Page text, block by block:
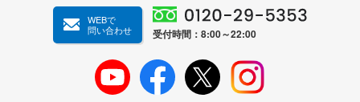
WEBで
問い合わせ
受付時間：8:00～22:00